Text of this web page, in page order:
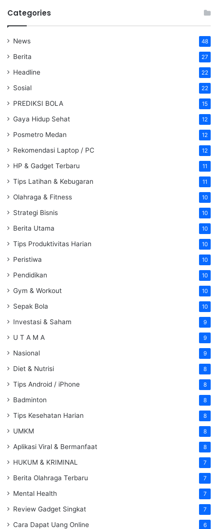
Categories
News 48
Berita 27
Headline 22
Sosial 22
PREDIKSI BOLA 15
Gaya Hidup Sehat 12
Posmetro Medan 12
Rekomendasi Laptop / PC 12
HP & Gadget Terbaru 11
Tips Latihan & Kebugaran 11
Olahraga & Fitness 10
Strategi Bisnis 10
Berita Utama 10
Tips Produktivitas Harian 10
Peristiwa 10
Pendidikan 10
Gym & Workout 10
Sepak Bola 10
Investasi & Saham 9
U T A M A 9
Nasional 9
Diet & Nutrisi 8
Tips Android / iPhone 8
Badminton 8
Tips Kesehatan Harian 8
UMKM 8
Aplikasi Viral & Bermanfaat 8
HUKUM & KRIMINAL 7
Berita Olahraga Terbaru 7
Mental Health 7
Review Gadget Singkat 7
Cara Dapat Uang Online 6